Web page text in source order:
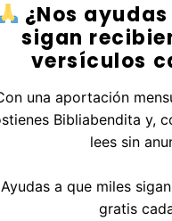
Génesis
Versículo Siguiente
¿Nos
sigan
versículos
una aportación
Bibliabendita y,
lees sin
Ayudas a que miles
gratis